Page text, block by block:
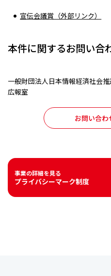
宣伝会議賞（外部リンク）
本件に関するお問い合
⼀般財団法⼈⽇本情報経済社会推
広報室
お問い合わ
事業の詳細を見る
プライバシーマーク制度